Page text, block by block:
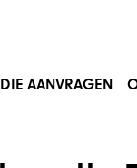
AANVRAGEN